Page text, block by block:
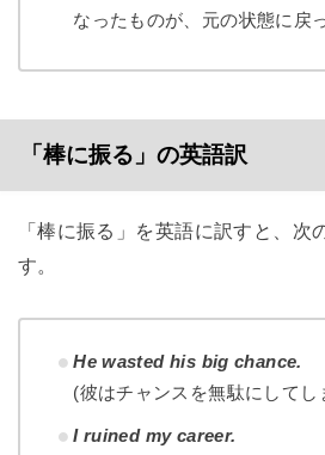
なったものが、元の状態に戻
「棒に振る」の英語訳
「棒に振る」を英語に訳すと、次
す。
He wasted his big chance.
(彼はチャンスを無駄にしてし
I ruined my career.